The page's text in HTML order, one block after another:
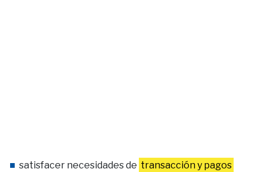
satisfacer necesidades de transacción y pagos